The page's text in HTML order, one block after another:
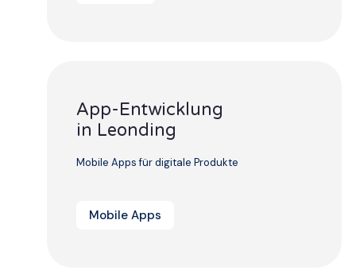
App-Entwicklung
in Leonding
Mobile Apps für digitale Produkte
Mobile Apps